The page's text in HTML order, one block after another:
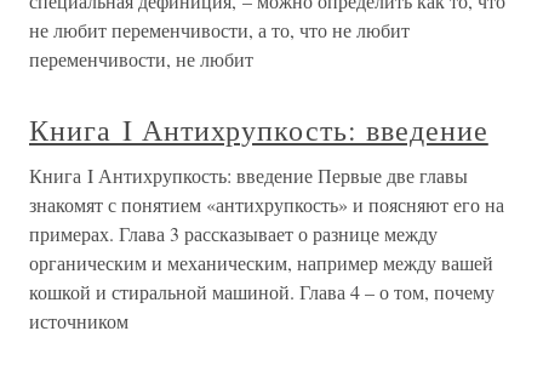
не любит переменчивости, а то, что не любит
переменчивости, не любит
Книга I Антихрупкость: введение
Книга I Антихрупкость: введение Первые две главы
знакомят с понятием «антихрупкость» и поясняют его на
примерах. Глава 3 рассказывает о разнице между
органическим и механическим, например между вашей
кошкой и стиральной машиной. Глава 4 – о том, почему
источником